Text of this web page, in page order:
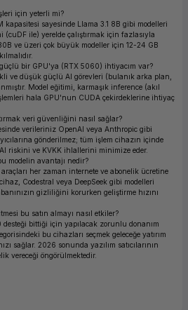
için yeterli mi?
kapasitesi sayesinde Llama 3.1 8B gibi modelleri
(cuDF ile) yerelde çalıştırmak için fazlasıyla
ve üzeri çok büyük modeller için 12-24 GB
bir GPU'ya (RTX 5060) ihtiyacım var?
ve düşük güçlü AI görevleri (bulanık arka plan,
Model eğitimi, karmaşık inference (akıl
hala GPU'nun CUDA çekirdeklerine ihtiyaç
veri güvenliğini nasıl sağlar?
verileriniz OpenAI veya Anthropic gibi
gönderilmez; tüm işlem cihazın içinde
riskini ve KVKK ihlallerini minimize eder.
modelin avantajı nedir?
her zaman internete ve abonelik ücretine
Codestral veya DeepSeek gibi modelleri
gizliliğini korurken geliştirme hızını
bu satın almayı nasıl etkiler?
desteği bittiği için yapılacak zorunlu donanım
bu cihazları seçmek geleceğe yatırım
sağlar. 2026 sonunda yazılım satıcılarının
vereceği öngörülmektedir.